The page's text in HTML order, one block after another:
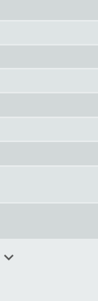
keyboard_arrow_down